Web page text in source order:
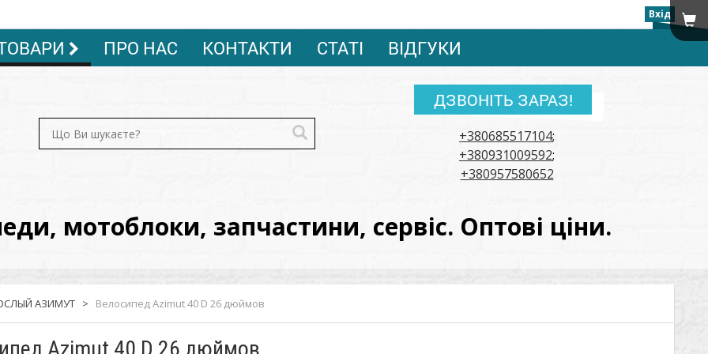
Вхід
ПРО НАС КОНТАКТИ СТАТІ ВІДГУКИ
ДЗВОНІТЬ ЗАРАЗ!
+380685517104;
+380931009592;
+380957580652
мотоблоки, запчастини, сервіс. Оптові ціни.
АЗИМУТ > Велосипед Azimut 40 D 26 дюймов